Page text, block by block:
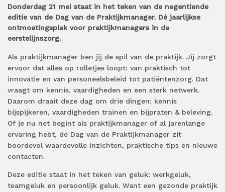
Donderdag 21 mei staat in het teken van de negentiende
editie van de Dag van de Praktijkmanager. Dé jaarlijkse
ontmoetingsplek voor praktijkmanagers in de
eerstelijnszorg.
Als praktijkmanager ben jij de spil van de praktijk. Jij zorgt
ervoor dat alles op rolletjes loopt: van praktisch tot
innovatie en van personeelsbeleid tot patiëntenzorg. Dat
vraagt om kennis, vaardigheden en een sterk netwerk.
Daarom draait deze dag om drie dingen: kennis
bijspijkeren, vaardigheden trainen en bijpraten & beleving.
Of je nu net begint als praktijkmanager of al jarenlange
ervaring hebt, de Dag van de Praktijkmanager zit
boordevol waardevolle inzichten, praktische tips en nieuwe
contacten.
Deze editie staat in het teken van geluk: werkgeluk,
teamgeluk en persoonlijk geluk. Want een gezonde praktijk